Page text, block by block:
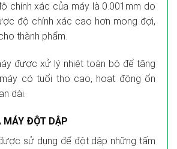
chính xác của máy là 0.001mm do
độ chính xác cao hơn mong đợi,
thành phẩm.
được xử lý nhiệt toàn bộ để tăng
có tuổi thọ cao, hoạt động ổn
dài.
MÁY ĐỘT DẬP
sử dụng để đột dập những tấm